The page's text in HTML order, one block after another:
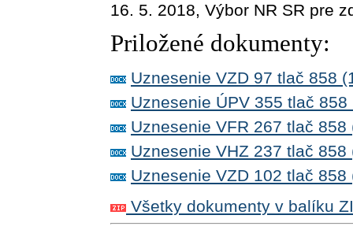
16. 5. 2018, Výbor NR SR pre
Priložené dokumenty:
Uznesenie VZD 97 tlač 858
Uznesenie ÚPV 355 tlač 858
Uznesenie VFR 267 tlač 858
Uznesenie VHZ 237 tlač 858
Uznesenie VZD 102 tlač 858
Všetky dokumenty v balíku